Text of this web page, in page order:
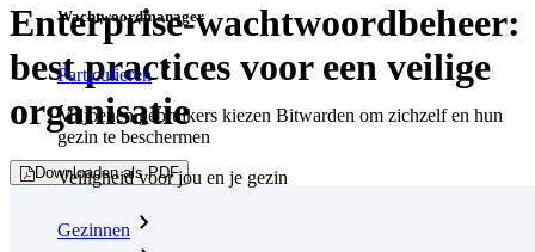
Wachtwoordmanager
Particulieren
Miljoenen gebruikers kiezen Bitwarden om zichzelf en hun
gezin te beschermen
Veiligheid voor jou en je gezin
Gezinnen
Enterprise-wachtwoordbeheer:
best practices voor een veilige
organisatie
Downloaden als PDF